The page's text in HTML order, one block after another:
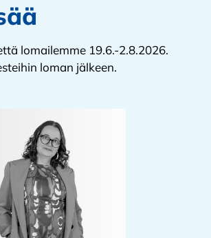
lomailemme 19.6.-2.8.2026.
loman jälkeen.